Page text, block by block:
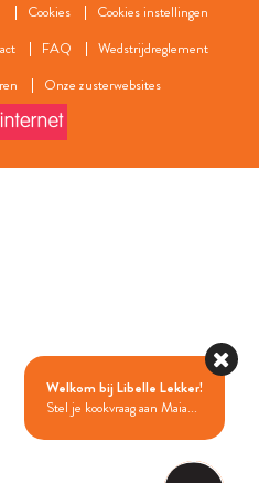
Cookies
Cookies instellingen
FAQ
Wedstrijdreglement
Onze zusterwebsites
Welkom bij Libelle Lekker!
Stel je kookvraag aan Maia...